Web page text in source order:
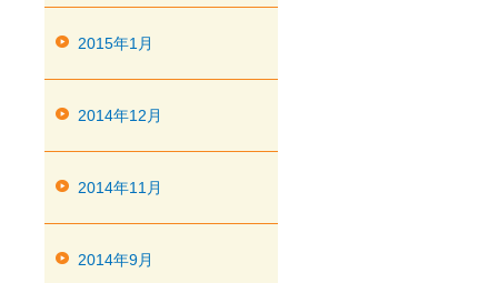
2015年1月
2014年12月
2014年11月
2014年9月